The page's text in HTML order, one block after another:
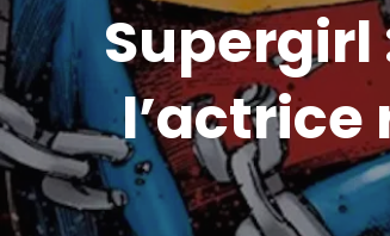
Supergirl
l’actrice